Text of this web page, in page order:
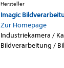
Hersteller
Imagic
Zur Homepage
Industriekamera /
Bildverarbeitung /